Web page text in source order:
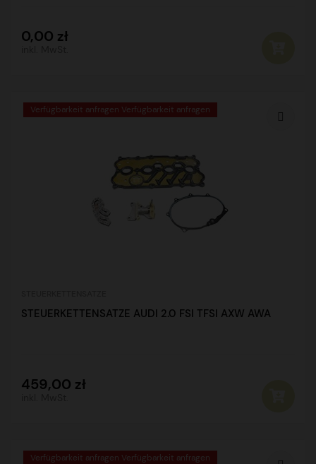
0,00 zł
Verfügbarkeit anfragen Verfügbarkeit anfragen
STEUERKETTENSATZE AUDI 2.0 FSI TFSI AXW AWA
459,00 zł
Verfügbarkeit anfragen Verfügbarkeit anfragen